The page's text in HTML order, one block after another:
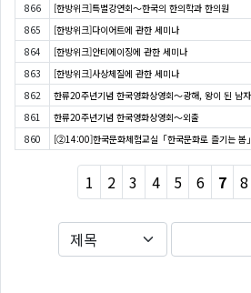
866
[한방위크]특별강연회〜한국의 한의학과 한의원
865
[한방위크]다이어트에 관한 세미나
864
[한방위크]안티에이징에 관한 세미나
863
[한방위크]사상체질에 관한 세미나
862
한류20주년기념 한국영화상영회〜광해, 왕이 된 남자
861
한류20주년기념 한국영화상영회〜외출
860
[②14:00]한국문화체험교실「한국문화로 즐기는 봄」
1 2 3 4 5 6 7 8